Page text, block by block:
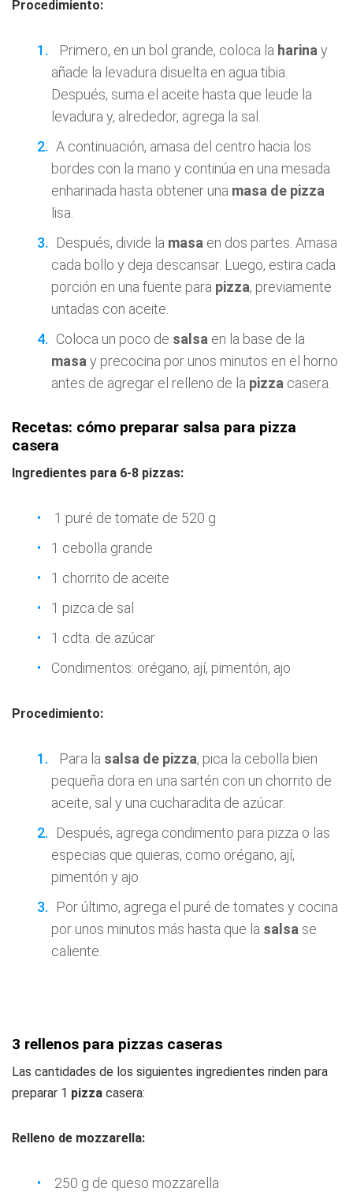
Procedimiento:
Primero, en un bol grande, coloca la harina y
añade la levadura disuelta en agua tibia.
Después, suma el aceite hasta que leude la
levadura y, alrededor, agrega la sal.
A continuación, amasa del centro hacia los
bordes con la mano y continúa en una mesada
enharinada hasta obtener una masa de pizza
lisa.
Después, divide la masa en dos partes. Amasa
cada bollo y deja descansar. Luego, estira cada
porción en una fuente para pizza, previamente
untadas con aceite.
Coloca un poco de salsa en la base de la
masa y precocina por unos minutos en el horno
antes de agregar el relleno de la pizza casera.
Recetas: cómo preparar salsa para pizza
casera
Ingredientes para 6-8 pizzas:
1 puré de tomate de 520 g
1 cebolla grande
1 chorrito de aceite
1 pizca de sal
1 cdta. de azúcar
Condimentos: orégano, ají, pimentón, ajo
Procedimiento:
Para la salsa de pizza, pica la cebolla bien
pequeña dora en una sartén con un chorrito de
aceite, sal y una cucharadita de azúcar.
Después, agrega condimento para pizza o las
especias que quieras, como orégano, ají,
pimentón y ajo.
Por último, agrega el puré de tomates y cocina
por unos minutos más hasta que la salsa se
caliente.
3 rellenos para pizzas caseras
Las cantidades de los siguientes ingredientes rinden para
preparar 1 pizza casera:
Relleno de mozzarella:
250 g de queso mozzarella